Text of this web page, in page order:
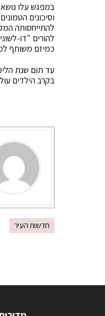
במפגש עלו
וסיכונים
להתייחסותה
להורים "דו-
כמיזם משותף
עד תום שנת
בקרב הילדים
חדשות העיר